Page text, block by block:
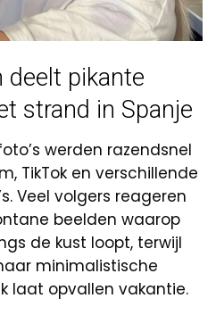
deelt pikante
strand in Spanje
werden razendsnel
TikTok en verschillende
Veel volgers reageren
beelden waarop
de kust loopt, terwijl
minimalistische
laat opvallen vakantie.